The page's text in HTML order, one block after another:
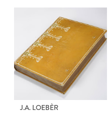
J.A. LOEBÈR